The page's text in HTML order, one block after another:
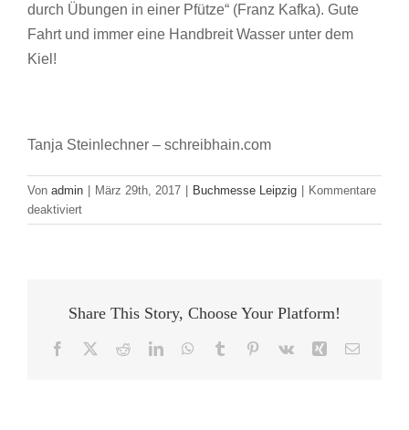
durch Übungen in einer Pfütze“ (Franz Kafka). Gute
Fahrt und immer eine Handbreit Wasser unter dem
Kiel!
Tanja Steinlechner – schreibhain.com
Von admin | März 29th, 2017 | Buchmesse Leipzig | Kommentare
deaktiviertfür
Vom
Schreibens:
Das
Share This Story, Choose Your Platform!
Facebook RedditLinkedInWhatsApp
Tumblr Pinterest
Vk Xing E-